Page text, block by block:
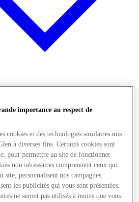
importance au respect de
cookies et des technologies similaires mis
à diverses fins. Certains cookies sont
pour permettre au site de fonctionner
non nécessaires comprennent ceux qui
site, personnalisent nos campagnes
les publicités qui vous sont présentées.
ne seront pas utilisés à moins que vous